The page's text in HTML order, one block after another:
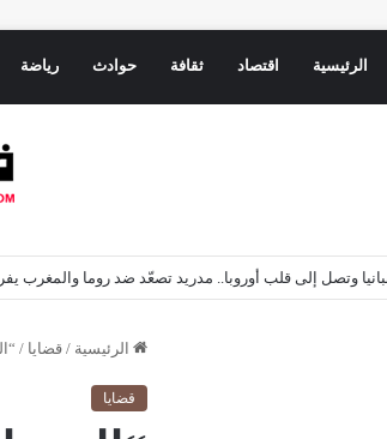
الرئيسية اقتصاد ثقافة حوادث رياضة
وتصل إلى قلب أوروبا.. مدريد تصعّد ضد روما والمغرب
الرئيسية / قضايا /
قضايا